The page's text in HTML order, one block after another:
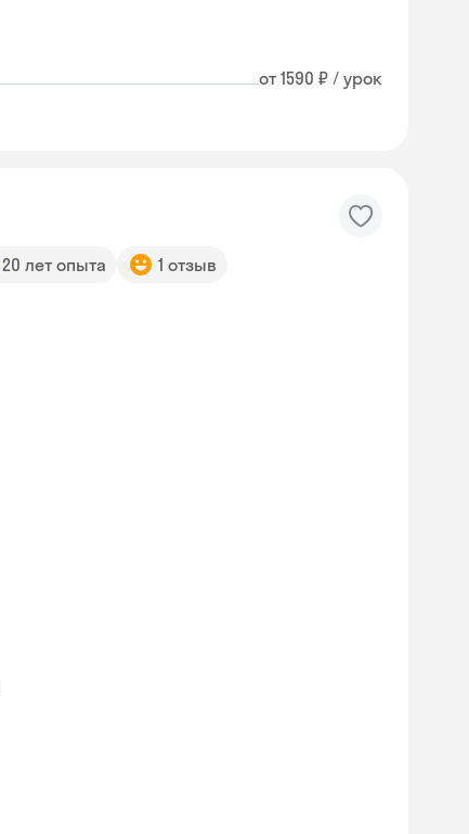
от 1590 ₽ / урок
20 лет опыта 1 отзыв